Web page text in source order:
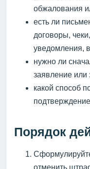
обжалования
есть ли
договоры,
уведомления,
нужно ли
заявление или
какой способ
Порядок
отменить